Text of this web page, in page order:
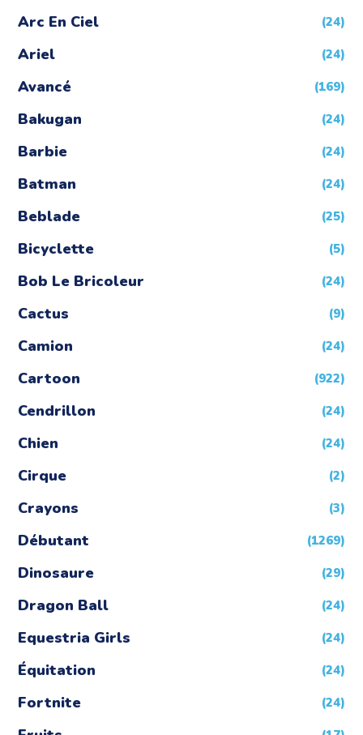
Arc En Ciel (24)
Ariel (24)
Avancé (169)
Bakugan (24)
Barbie (24)
Batman (24)
Beblade (25)
Bicyclette (5)
Bob Le Bricoleur (24)
Cactus (9)
Camion (24)
Cartoon (922)
Cendrillon (24)
Chien (24)
Cirque (2)
Crayons (3)
Débutant (1269)
Dinosaure (29)
Dragon Ball (24)
Equestria Girls (24)
Équitation (24)
Fortnite (24)